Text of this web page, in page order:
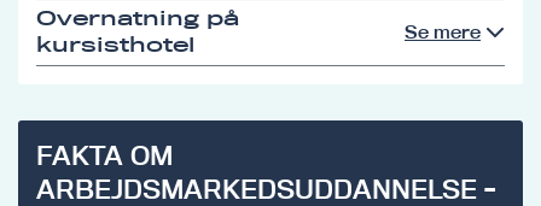
Overnatning på
kursisthotel
Se mere
FAKTA OM
ARBEJDSMARKEDSUDDANNELSE -